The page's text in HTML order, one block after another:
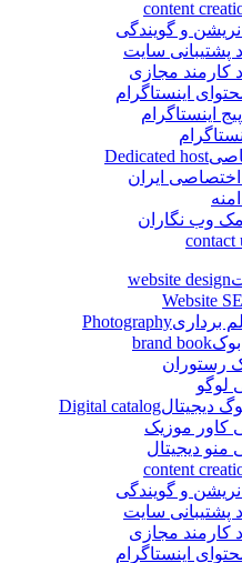
content
و گویندگی
پشتیبانی سایت
کارمند مجازی
اینستاگرام
اینستاگرام
Dedicated host
ایران
وب نگاران
contact
website design
Website
برداریPhotography
brand book
رستوران
لوگو
دیجیتالDigital catalog
کاور موزیک
دیجیتال
content
و گویندگی
پشتیبانی سایت
کارمند مجازی
اینستاگرام